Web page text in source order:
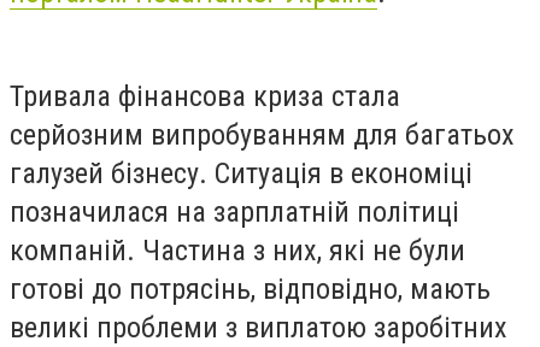
Тривала фінансова криза стала
серйозним випробуванням для багатьох
галузей бізнесу. Ситуація в економіці
позначилася на зарплатній політиці
компаній. Частина з них, які не були
готові до потрясінь, відповідно, мають
великі проблеми з виплатою заробітних